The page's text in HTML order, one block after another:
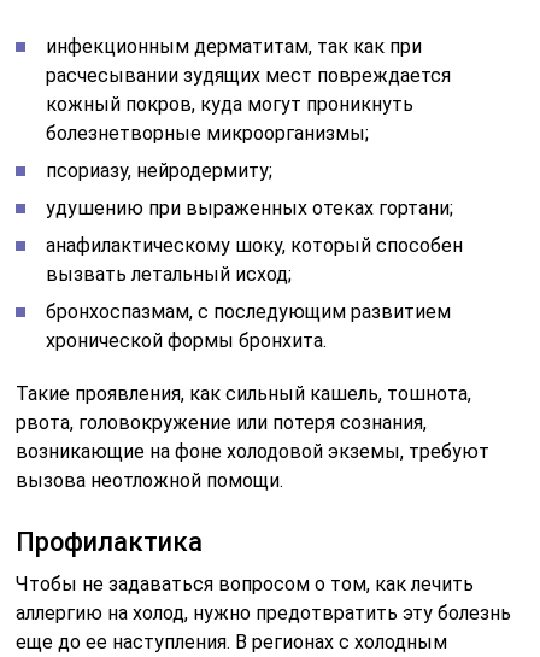
инфекционным дерматитам, так как при
расчесывании зудящих мест повреждается
кожный покров, куда могут проникнуть
болезнетворные микроорганизмы;
псориазу, нейродермиту;
удушению при выраженных отеках гортани;
анафилактическому шоку, который способен
вызвать летальный исход;
бронхоспазмам, с последующим развитием
хронической формы бронхита.
Такие проявления, как сильный кашель, тошнота,
рвота, головокружение или потеря сознания,
возникающие на фоне холодовой экземы, требуют
вызова неотложной помощи.
Профилактика
Чтобы не задаваться вопросом о том, как лечить
аллергию на холод, нужно предотвратить эту болезнь
еще до ее наступления. В регионах с холодным